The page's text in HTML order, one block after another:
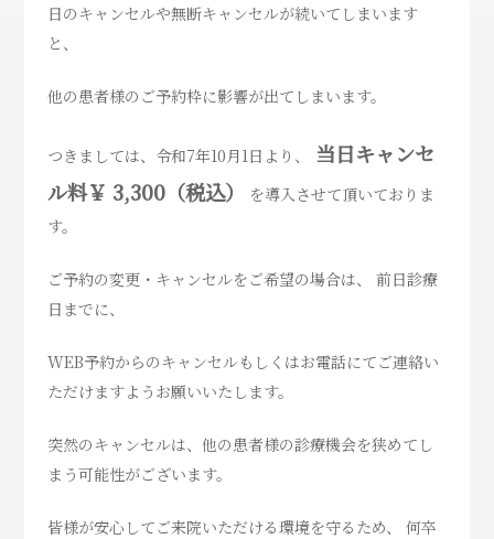
日のキャンセルや無断キャンセルが続いてしまいます
と、
他の患者様のご予約枠に影響が出てしまいます。
つきましては、令和7年10月1日より、
当日キャンセ
ル料￥ 3,300（税込）
を導入させて頂いておりま
す。
ご予約の変更・キャンセルをご希望の場合は、 前日診療
日までに、
WEB予約からのキャンセルもしくはお電話にてご連絡い
ただけますようお願いいたします。
突然のキャンセルは、他の患者様の診療機会を狭めてし
まう可能性がございます。
皆様が安心してご来院いただける環境を守るため、 何卒